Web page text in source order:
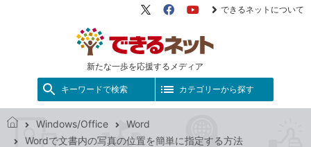
新たな一歩を応援するメディア
X（旧
FacebookYouTube
できるネットについて
キーワードで検索 カテゴリーから探す
で
Windows/Office
Word
Wordで文書内の写真の位置を簡単に指定する方法